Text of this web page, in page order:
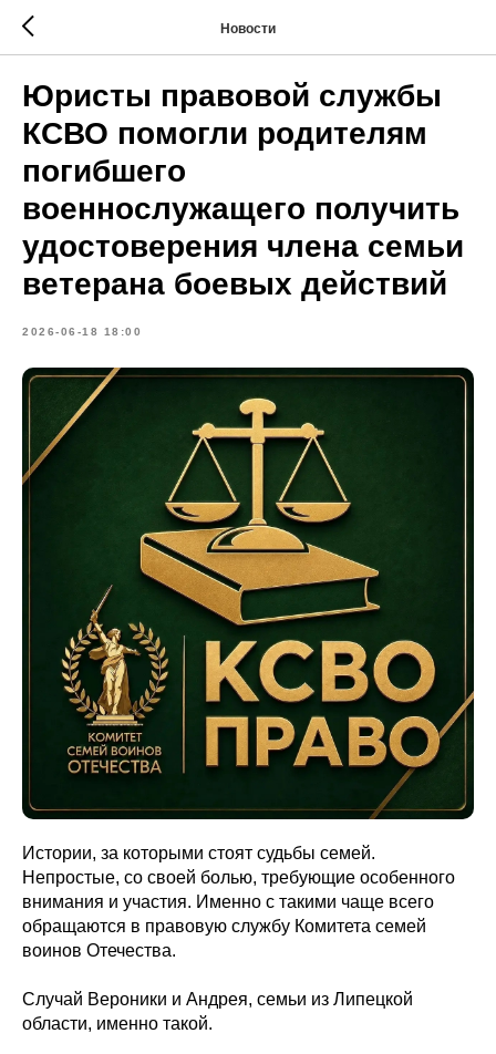
Новости
Юристы правовой службы
КСВО помогли родителям
погибшего
военнослужащего получить
удостоверения члена семьи
ветерана боевых действий
2026-06-18 18:00
Истории, за которыми стоят судьбы семей.
Непростые, со своей болью, требующие особенного
внимания и участия. Именно с такими чаще всего
обращаются в правовую службу Комитета семей
воинов Отечества.
Случай Вероники и Андрея, семьи из Липецкой
области, именно такой.